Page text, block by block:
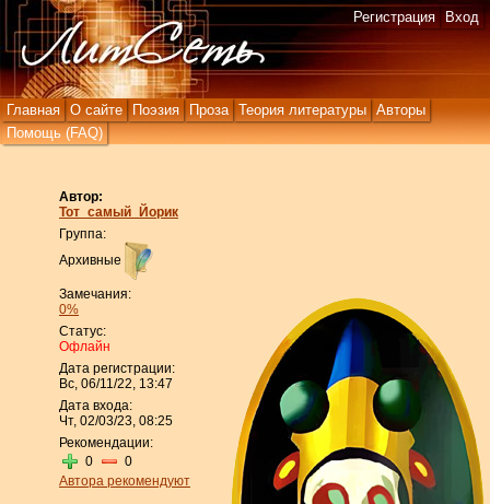
Главная О сайте Поэзия Проза Теория литературы
Авторы
Помощь (FAQ)
Регистрация Вход
Автор:
Тот_самый_Йорик
Группа:
Архивные
Замечания:
0%
Статус:
Офлайн
Дата регистрации:
Вс, 06/11/22, 13:47
Дата входа:
Чт, 02/03/23, 08:25
Рекомендации:
0
0
Автора рекомендуют